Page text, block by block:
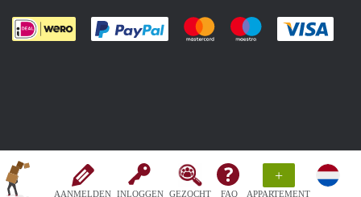
AANMELDEN INLOGGEN GEZOCHT FAQ
+
APPARTEMENT
Je rekent gemakkelijk af met Paypal
Je rekent gemakkelijk af met
Je rekent